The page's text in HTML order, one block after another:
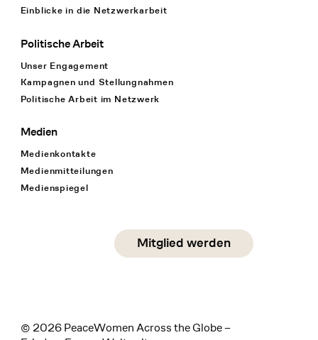
Einblicke in die Netzwerkarbeit
Politische Arbeit
Unser Engagement
Kampagnen und Stellungnahmen
Politische Arbeit im Netzwerk
Medien
Medienkontakte
Medienmitteilungen
Medienspiegel
Social Media
linkedin
Mitglied werden
© 2026 PeaceWomen Across the Globe –